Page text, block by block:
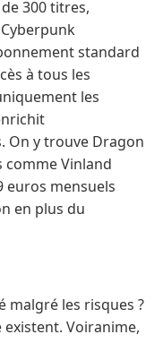
300 titres,
standard
à tous les
les
On y trouve Dragon
comme Vinland
euros mensuels
en plus du
malgré les risques ?
Voiranime,